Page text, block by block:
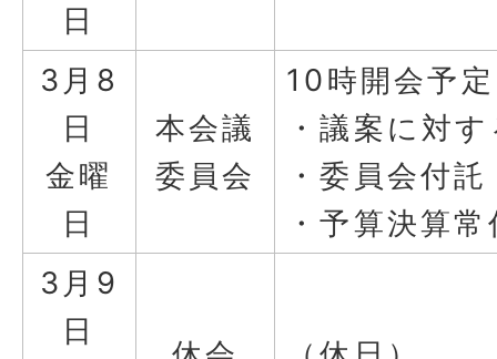
日
3月8
日
金曜
日
本会議
委員会
10時開会予定
・議案に対
・委員会付託
・予算決算
3月9
日